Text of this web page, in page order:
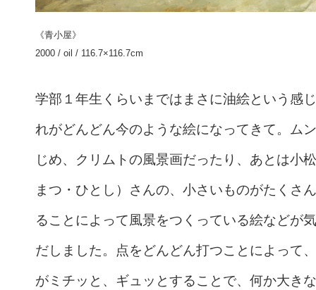
《青小屋》
2000 / oil / 116.7×116.7cm
学部１年生くらいまではまさに油絵という感
れがどんどん今のような絵になってきて。ム
じめ、クリムトの風景画だったり、あとは小
まつ・ひとし）さんの、小さいものがたくさ
ることによって風景をつくっている絵などが
だしました。点をどんどん打つことによって
がミチッと、ギュッとすることで、何か大き